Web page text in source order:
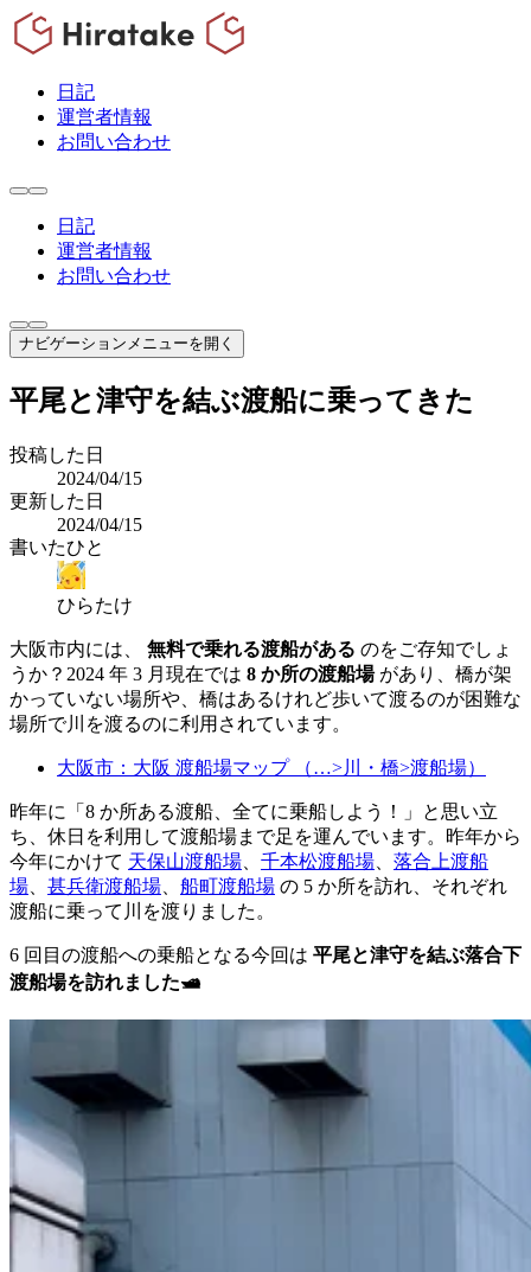
日記
運営者情報
お問い合わせ
日記
運営者情報
お問い合わせ
ナビゲーションメニューを開く
平尾と津守を結ぶ渡船に乗ってきた
投稿した日
2024/04/15
更新した日
2024/04/15
書いたひと
ひらたけ
大阪市内には、 無料で乗れる渡船がある のをご存知でしょ
うか？2024 年 3 月現在では 8 か所の渡船場があり、橋が架
かっていない場所や、橋はあるけれど歩いて渡るのが困難な
場所で川を渡るのに利用されています。
大阪市：大阪 渡船場マップ （…>川・橋>渡船場）
昨年に「8 か所ある渡船、全てに乗船しよう！」と思い立
ち、休日を利用して渡船場まで足を運んでいます。昨年から
今年にかけて 天保山渡船場 千本松渡船場
落合上渡船
場
甚兵衛渡船場 船町渡船場 の 5 か所を訪れ、それぞれ
渡船に乗って川を渡りました。
6 回目の渡船への乗船となる今回は 平尾と津守を結ぶ落合下
渡船場を訪れました🛥️